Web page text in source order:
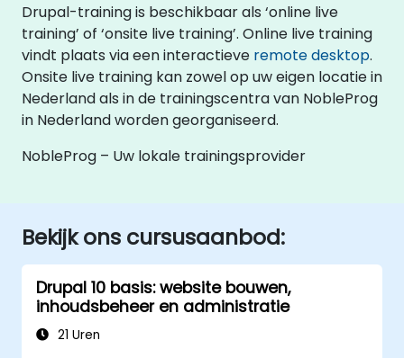
Drupal-training is beschikbaar als ‘online live
training’ of ‘onsite live training’. Online live training
vindt plaats via een interactieve remote desktop.
Onsite live training kan zowel op uw eigen locatie in
Nederland als in de trainingscentra van NobleProg
in Nederland worden georganiseerd.
NobleProg – Uw lokale trainingsprovider
Bekijk ons cursusaanbod:
Drupal 10 basis: website bouwen,
inhoudsbeheer en administratie
21 Uren